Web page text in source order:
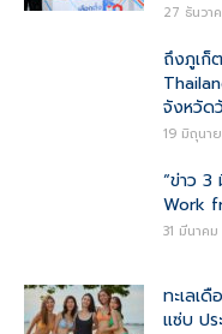
27 ธันวา
ถึงภูเก็
จังหวัด
19 มิถุนา
“ข่าว 3
Work
31 มีนาค
ทะเลเ
แซ่บ ปร